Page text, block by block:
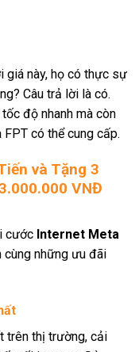
giá này, họ có thực sự
Câu trả lời là có.
độ nhanh mà còn
có thể cung cấp.
và Tặng 3
VNĐ
cước Internet Meta
cùng những ưu đãi
trên thị trường, cải